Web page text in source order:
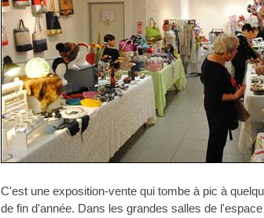
C'est une exposition-vente qui tombe à pic à
de fin d'année. Dans les grandes salles de